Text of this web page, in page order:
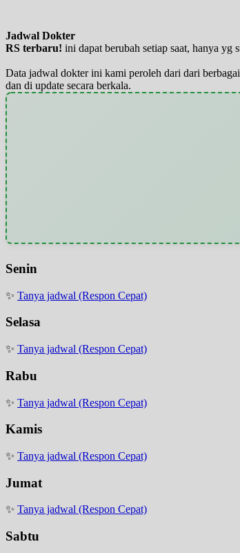
Jadwal Dokter
RS terbaru! ini dapat berubah setiap saat, hanya
Data jadwal dokter ini kami peroleh dari dari
dan di update secara berkala.
Senin
✨ Tanya jadwal (Respon Cepat)
Selasa
✨ Tanya jadwal (Respon Cepat)
Rabu
✨ Tanya jadwal (Respon Cepat)
Kamis
✨ Tanya jadwal (Respon Cepat)
Jumat
✨ Tanya jadwal (Respon Cepat)
Sabtu